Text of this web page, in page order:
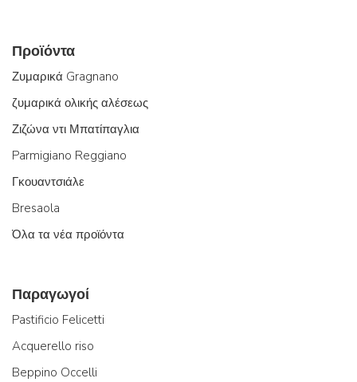
Προϊόντα
Ζυμαρικά Gragnano
ζυμαρικά ολικής αλέσεως
Ζιζώνα ντι Μπατίπαγλια
Parmigiano Reggiano
Γκουαντσιάλε
Bresaola
Όλα τα νέα προϊόντα
Παραγωγοί
Pastificio Felicetti
Acquerello riso
Beppino Occelli